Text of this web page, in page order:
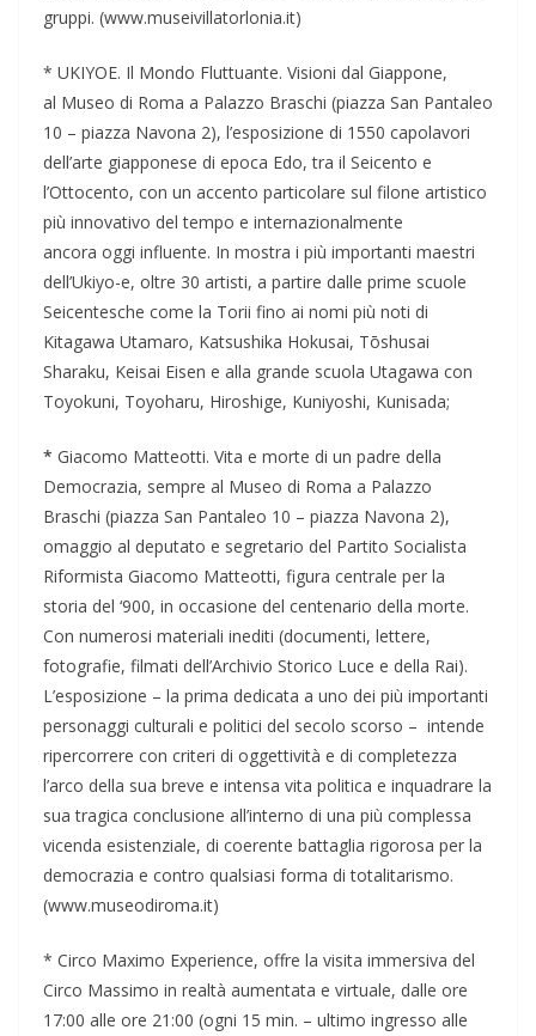
gruppi. (www.museivillatorlonia.it)
* UKIYOE. Il Mondo Fluttuante. Visioni dal Giappone,
al Museo di Roma a Palazzo Braschi (piazza San Pantaleo
10 – piazza Navona 2), l’esposizione di 1550 capolavori
dell’arte giapponese di epoca Edo, tra il Seicento e
l’Ottocento, con un accento particolare sul filone artistico
più innovativo del tempo e internazionalmente
ancora oggi influente. In mostra i più importanti maestri
dell’Ukiyo-e, oltre 30 artisti, a partire dalle prime scuole
Seicentesche come la Torii fino ai nomi più noti di
Kitagawa Utamaro, Katsushika Hokusai, Tōshusai
Sharaku, Keisai Eisen e alla grande scuola Utagawa con
Toyokuni, Toyoharu, Hiroshige, Kuniyoshi, Kunisada;
* Giacomo Matteotti. Vita e morte di un padre della
Democrazia, sempre al Museo di Roma a Palazzo
Braschi (piazza San Pantaleo 10 – piazza Navona 2),
omaggio al deputato e segretario del Partito Socialista
Riformista Giacomo Matteotti, figura centrale per la
storia del ‘900, in occasione del centenario della morte.
Con numerosi materiali inediti (documenti, lettere,
fotografie, filmati dell’Archivio Storico Luce e della Rai).
L’esposizione – la prima dedicata a uno dei più importanti
personaggi culturali e politici del secolo scorso – intende
ripercorrere con criteri di oggettività e di completezza
l’arco della sua breve e intensa vita politica e inquadrare la
sua tragica conclusione all’interno di una più complessa
vicenda esistenziale, di coerente battaglia rigorosa per la
democrazia e contro qualsiasi forma di totalitarismo.
(www.museodiroma.it)
* Circo Maximo Experience, offre la visita immersiva del
Circo Massimo in realtà aumentata e virtuale, dalle ore
17:00 alle ore 21:00 (ogni 15 min. – ultimo ingresso alle